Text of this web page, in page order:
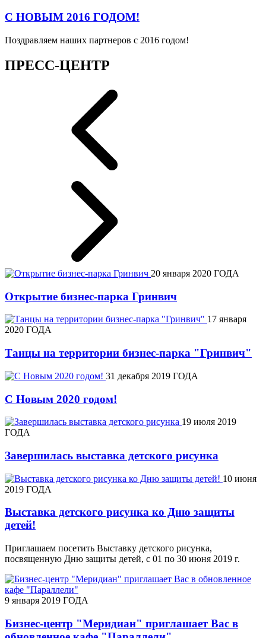
С НОВЫМ 2016 ГОДОМ!
Поздравляем наших партнеров с 2016 годом!
ПРЕСС-ЦЕНТР
20 января 2020 ГОДА
Открытие бизнес-парка Гринвич
17 января
2020 ГОДА
Танцы на территории бизнес-парка "Гринвич"
31 декабря 2019 ГОДА
С Новым 2020 годом!
19 июля 2019
ГОДА
Завершилась выставка детского рисунка
10 июня
2019 ГОДА
Выставка детского рисунка ко Дню защиты
детей!
Приглашаем посетить Выставку детского рисунка,
посвященную Дню защиты детей, с 01 по 30 июня 2019 г.
9 января 2019 ГОДА
Бизнес-центр "Меридиан" приглашает Вас в